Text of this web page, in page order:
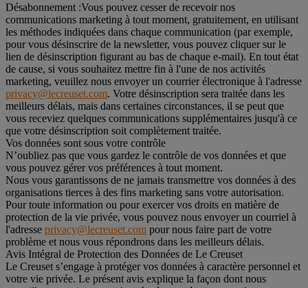
Désabonnement :Vous pouvez cesser de recevoir nos
communications marketing à tout moment, gratuitement, en utilisant
les méthodes indiquées dans chaque communication (par exemple,
pour vous désinscrire de la newsletter, vous pouvez cliquer sur le
lien de désinscription figurant au bas de chaque e-mail). En tout état
de cause, si vous souhaitez mettre fin à l'une de nos activités
marketing, veuillez nous envoyer un courrier électronique à l'adresse
privacy@lecreuset.com. Votre désinscription sera traitée dans les
meilleurs délais, mais dans certaines circonstances, il se peut que
vous receviez quelques communications supplémentaires jusqu'à ce
que votre désinscription soit complètement traitée.
Vos données sont sous votre contrôle
N’oubliez pas que vous gardez le contrôle de vos données et que
vous pouvez gérer vos préférences à tout moment.
Nous vous garantissons de ne jamais transmettre vos données à des
organisations tierces à des fins marketing sans votre autorisation.
Pour toute information ou pour exercer vos droits en matière de
protection de la vie privée, vous pouvez nous envoyer un courriel à
l'adresse privacy@lecreuset.com pour nous faire part de votre
problème et nous vous répondrons dans les meilleurs délais.
Avis Intégral de Protection des Données de Le Creuset
Le Creuset s’engage à protéger vos données à caractère personnel et
votre vie privée. Le présent avis explique la façon dont nous